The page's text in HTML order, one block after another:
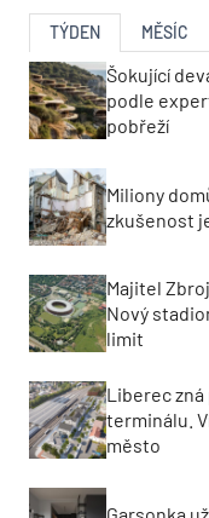
TÝDEN MĚSÍC
Šokující
podle
pobřeží
Miliony
zkušenost
Majitel
Nový
limit
Liberec
terminálu.
město